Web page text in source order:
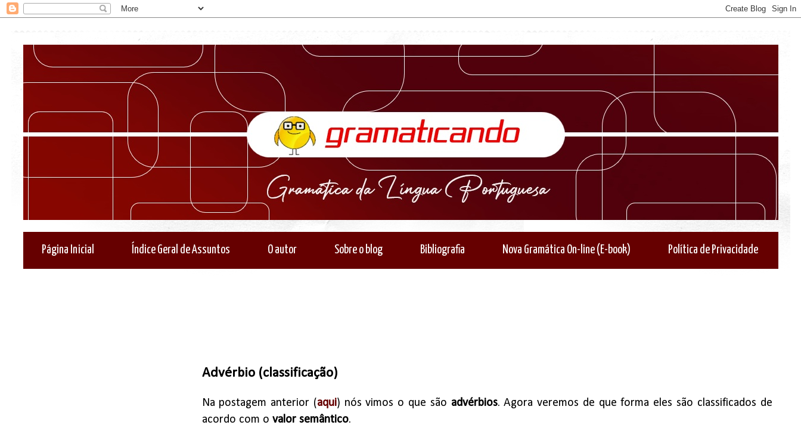
Página Inicial Índice Geral de Assuntos O autor Sobre o blog Bibliografia Nova Gramática On-line (E-book) Política de Privacidade
Advérbio (classificação)
Na postagem anterior (aqui) nós vimos o que são advérbios. Agora veremos de que forma eles são classificados de
acordo com o valor semântico.